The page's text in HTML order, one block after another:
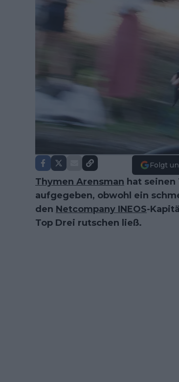
Folgt
Thymen Arensman hat
aufgegeben, obwohl ein
den Netcompany INEOS-
Top Drei rutschen ließ.